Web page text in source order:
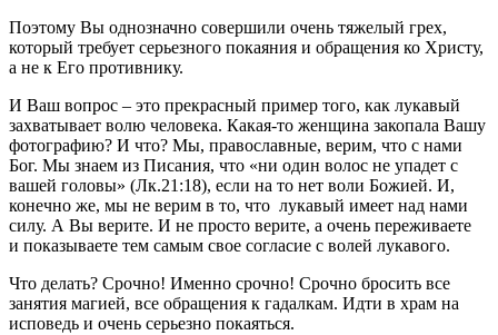
Поэтому Вы однозначно совершили очень тяжелый грех,
который требует серьезного покаяния и обращения ко Христу,
а не к Его противнику.
И Ваш вопрос – это прекрасный пример того, как лукавый
захватывает волю человека. Какая-то женщина закопала Вашу
фотографию? И что? Мы, православные, верим, что с нами
Бог. Мы знаем из Писания, что «ни один волос не упадет с
вашей головы» (Лк.21:18), если на то нет воли Божией. И,
конечно же, мы не верим в то, что лукавый имеет над нами
силу. А Вы верите. И не просто верите, а очень переживаете
и показываете тем самым свое согласие с волей лукавого.
Что делать? Срочно! Именно срочно! Срочно бросить все
занятия магией, все обращения к гадалкам. Идти в храм на
исповедь и очень серьезно покаяться.